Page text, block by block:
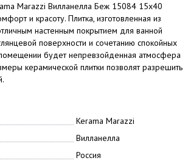
Marazzi Вилланелла Беж 15084 15x40
и красоту. Плитка, изготовленная из
настенным покрытием для ванной
поверхности и сочетанию спокойных
будет непревзойденная атмосфера
керамической плитки позволят разрешить
Kerama Marazzi
Вилланелла
Россия